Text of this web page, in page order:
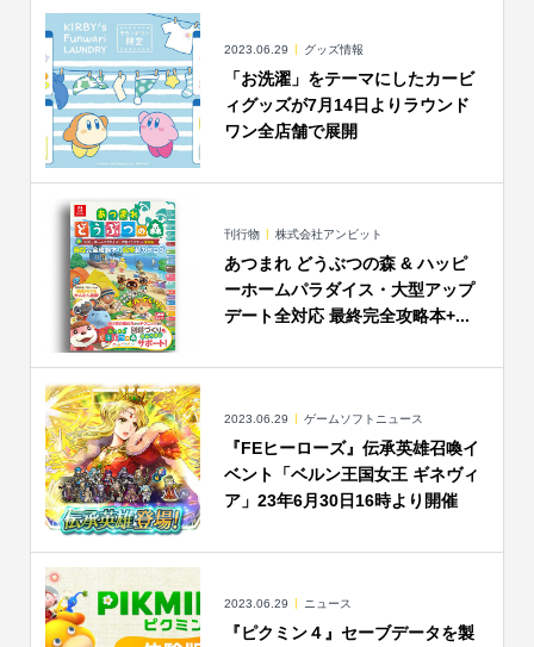
2023.06.29 グッズ情報
「お洗濯」をテーマにしたカービ
ィグッズが7月14日よりラウンド
ワン全店舗で展開
刊行物 株式会社アンビット
あつまれ どうぶつの森 & ハッピ
ーホームパラダイス・大型アップ
デート全対応 最終完全攻略本+...
2023.06.29 ゲームソフトニュース
『FEヒーローズ』伝承英雄召喚イ
ベント「ベルン王国女王 ギネヴィ
ア」23年6月30日16時より開催
2023.06.29 ニュース
『ピクミン４』セーブデータを製